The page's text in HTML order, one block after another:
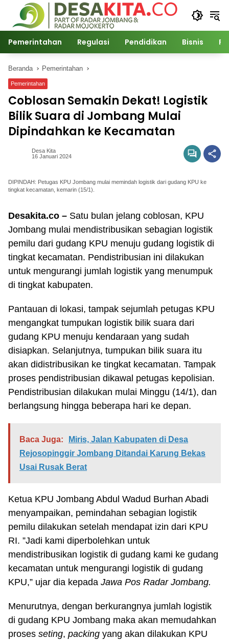
Langsung
konten
Pemerintahan Regulasi Pendidikan Bisnis
Beranda Pemerintahan
Pemerintahan
Coblosan Semakin Dekat! Logistik
Bilik Suara di Jombang Mulai
Dipindahkan ke Kecamatan
Desa Kita
16 Januari 2024
DIPINDAH: Petugas KPU Jombang mulai memindah logistik dari gudang KPU ke
tingkat kecamatan, kemarin (15/1).
Desakita.co – Satu bulan jelang coblosan, KPU
Jombang mulai mendistribusikan sebagian logistik
pemilu dari gudang KPU menuju gudang logistik di
tingkat kecamatan. Pendistribusian ini dilakukan
untuk mengurangi jumlah logistik yang menumpuk
di tingkat kabupaten.
Pantauan di lokasi, tampak sejumlah petugas KPU
mengangkat tumpukan logistik bilik suara dari
gudang KPU menuju kendaraan yang sudah
disiapkan. Selanjutnya, tumpukan bilik suara itu
akan didistribusikan ke tingkat kecamatan. Tampak
proses pendistribusian dikawal petugas kepolisian.
Pendistribusian dilakukan mulai Minggu (14/1), dan
berlangsung hingga beberapa hari ke depan.
Baca Juga:
Miris, Jalan Kabupaten di Desa
Rejosopinggir Jombang Ditandai Karung Bekas
Usai Rusak Berat
Ketua KPU Jombang Abdul Wadud Burhan Abadi
menyampaikan, pemindahan sebagian logistik
pemilu dilakukan setelah mendapat izin dari KPU
RI. ”Jadi kami diperbolehkan untuk
mendistribusikan logistik di gudang kami ke gudang
kecamatan untuk mengurangi logistik di gudang
KPU,” ujar dia kepada Jawa Pos Radar Jombang.
Menurutnya, dengan berkurangnya jumlah logistik
di gudang KPU Jombang maka akan memudahkan
proses seting, packing yang akan dilakukan KPU